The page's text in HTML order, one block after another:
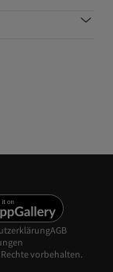
Rechte vorbehalten.
AGB